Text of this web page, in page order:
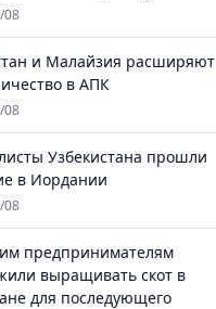
08
и Малайзия расширяют
в АПК
08
Узбекистана прошли
в Иордании
08
предпринимателям
выращивать скот в
для последующего